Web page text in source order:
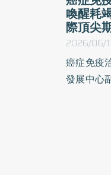
喚醒耗
際頂尖
2026/06/
癌症免疫
發展中心